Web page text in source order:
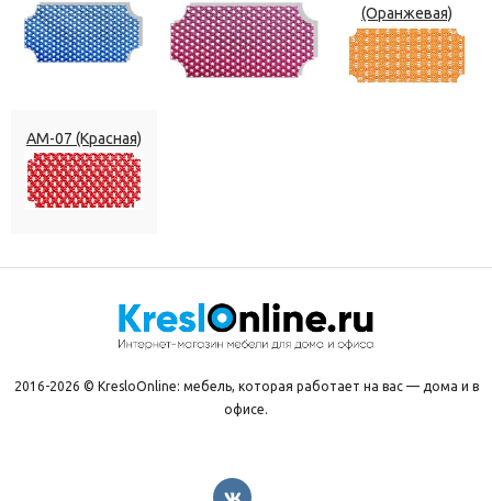
(Оранжевая)
АМ-07 (Красная)
2016-2026 © KresloOnline: мебель, которая работает на вас — дома и в
офисе.